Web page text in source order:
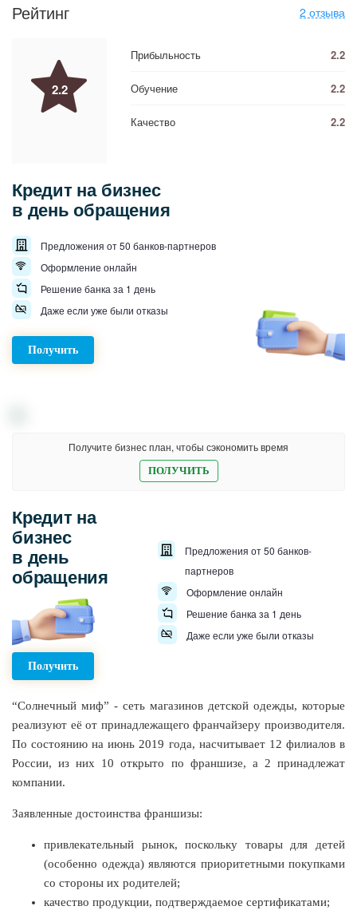
Рейтинг 2 отзыва
2.2
Прибыльность 2.2
Обучение 2.2
Качество 2.2
Кредит на бизнес
в день обращения
Предложения от 50 банков-партнеров
Оформление онлайн
Решение банка за 1 день
Даже если уже были отказы
Получить
Получите бизнес план, чтобы сэкономить время
ПОЛУЧИТЬ
Кредит на
бизнес
в день
обращения
Получить
Предложения от 50 банков-
партнеров
Оформление онлайн
Решение банка за 1 день
Даже если уже были отказы
“Солнечный миф” - сеть магазинов детской одежды, которые
реализуют её от принадлежащего франчайзеру производителя.
По состоянию на июнь 2019 года, насчитывает 12 филиалов в
России, из них 10 открыто по франшизе, а 2 принадлежат
компании.
Заявленные достоинства франшизы:
привлекательный рынок, поскольку товары для детей
(особенно одежда) являются приоритетными покупками
со стороны их родителей;
качество продукции, подтверждаемое сертификатами;